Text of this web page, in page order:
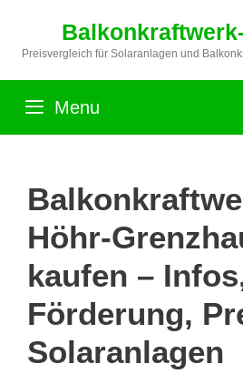
springen
Preisvergleich für Solaranlagen und
Menu
Höhr-
kaufen –
Förderung,
Solaranlagen